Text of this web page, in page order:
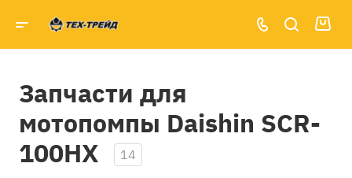
Запчасти для
мотопомпы Daishin SCR-
100HX
14